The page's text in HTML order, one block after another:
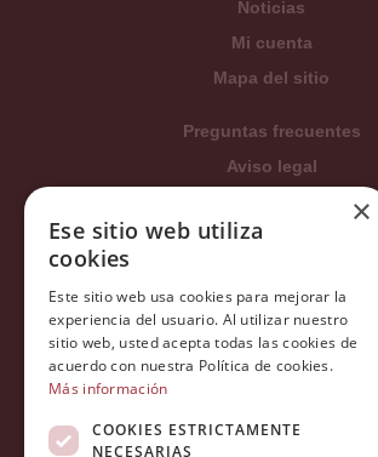
Noticias
Mi cuenta
Mapa del sitio
Preguntas frecuentes
Aviso legal
Condiciones generales
Política de privacidad
Política Integrada
Tratamiento de datos
Carrer del Duc, 12 - 08002
×
Ese sitio web utiliza
cookies
Este sitio web usa cookies para mejorar la
experiencia del usuario. Al utilizar nuestro
sitio web, usted acepta todas las cookies de
acuerdo con nuestra Política de cookies.
Más información
COOKIES ESTRICTAMENTE
NECESARIAS